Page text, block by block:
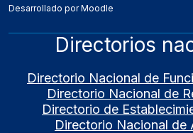
Desarrollado porMoodle
Directorios
Directorio Nacional de
Directorio Nacional de
Directorio de
Directorio Nacional de